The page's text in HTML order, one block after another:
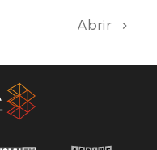
Abrir